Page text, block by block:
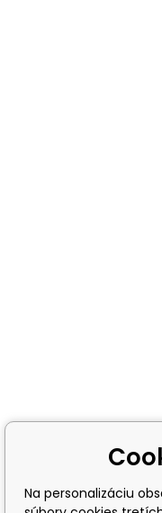
Na personalizáciu